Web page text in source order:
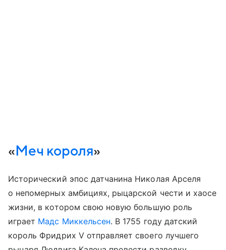
« Меч короля»
Исторический эпос датчанина Николая Арселя
о непомерных амбициях, рыцарской чести и хаосе
жизни, в котором свою новую большую роль
играет Мадс Миккельсен. В 1755 году датский
король Фридрих V отправляет своего лучшего